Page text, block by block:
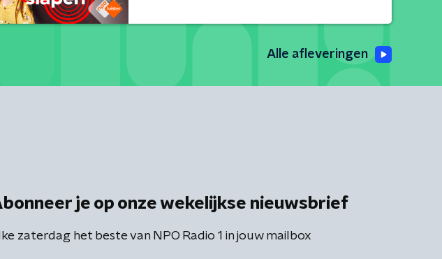
Alle afleveringen
je op onze wekelijkse nieuwsbrief
zaterdag het beste van NPO Radio 1 in jouw mailbox